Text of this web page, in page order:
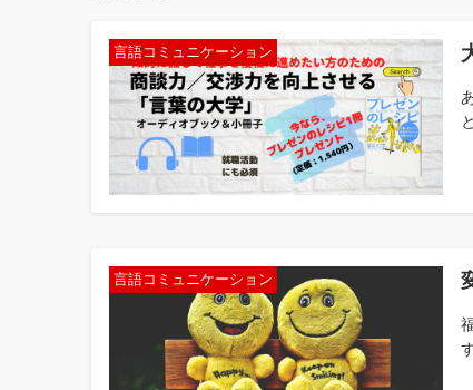
言語コミュニケーション
言語コミュニケーション